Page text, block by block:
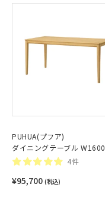
PUHUA(プフア)
ダイニングテーブル W1600
4件
¥95,700 (税込)